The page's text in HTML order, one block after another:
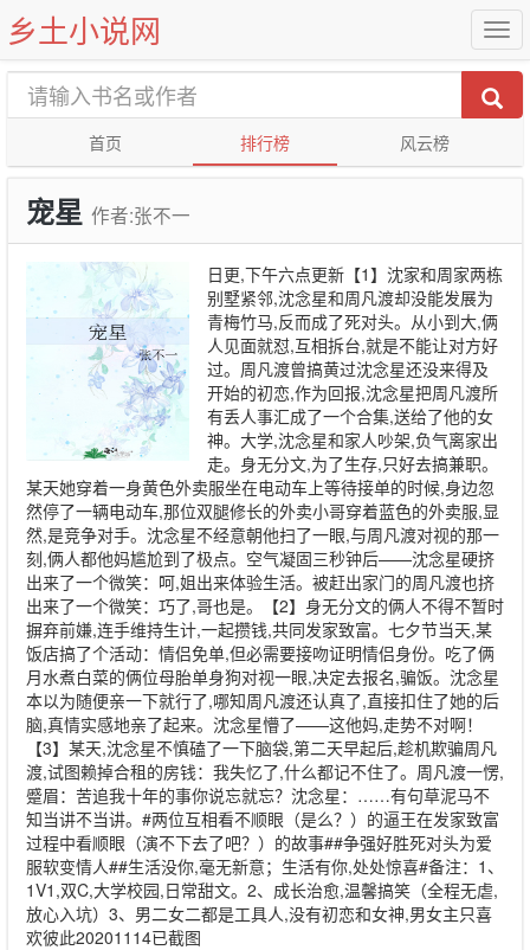
乡土小说网
首页 排行榜 风云榜
宠星 作者:张不一
日更,下午六点更新【1】沈家和周家两栋
别墅紧邻,沈念星和周凡渡却没能发展为
青梅竹马,反而成了死对头。从小到大,俩
人见面就怼,互相拆台,就是不能让对方好
过。周凡渡曾搞黄过沈念星还没来得及
开始的初恋,作为回报,沈念星把周凡渡所
有丢人事汇成了一个合集,送给了他的女
神。大学,沈念星和家人吵架,负气离家出
走。身无分文,为了生存,只好去搞兼职。
某天她穿着一身黄色外卖服坐在电动车上等待接单的时候,身边忽
然停了一辆电动车,那位双腿修长的外卖小哥穿着蓝色的外卖服,显
然,是竞争对手。沈念星不经意朝他扫了一眼,与周凡渡对视的那一
刻,俩人都他妈尴尬到了极点。空气凝固三秒钟后——沈念星硬挤
出来了一个微笑：呵,姐出来体验生活。被赶出家门的周凡渡也挤
出来了一个微笑：巧了,哥也是。【2】身无分文的俩人不得不暂时
摒弃前嫌,连手维持生计,一起攒钱,共同发家致富。七夕节当天,某
饭店搞了个活动：情侣免单,但必需要接吻证明情侣身份。吃了俩
月水煮白菜的俩位母胎单身狗对视一眼,决定去报名,骗饭。沈念星
本以为随便亲一下就行了,哪知周凡渡还认真了,直接扣住了她的后
脑,真情实感地亲了起来。沈念星懵了——这他妈,走势不对啊！
【3】某天,沈念星不慎磕了一下脑袋,第二天早起后,趁机欺骗周凡
渡,试图赖掉合租的房钱：我失忆了,什么都记不住了。周凡渡一愣,
蹙眉：苦追我十年的事你说忘就忘？沈念星：……有句草泥马不
知当讲不当讲。#两位互相看不顺眼（是么？）的逼王在发家致富
过程中看顺眼（演不下去了吧？）的故事##争强好胜死对头为爱
服软变情人##生活没你,毫无新意；生活有你,处处惊喜#备注：1、
1V1,双C,大学校园,日常甜文。2、成长治愈,温馨搞笑（全程无虐,
放心入坑）3、男二女二都是工具人,没有初恋和女神,男女主只喜
欢彼此20201114已截图